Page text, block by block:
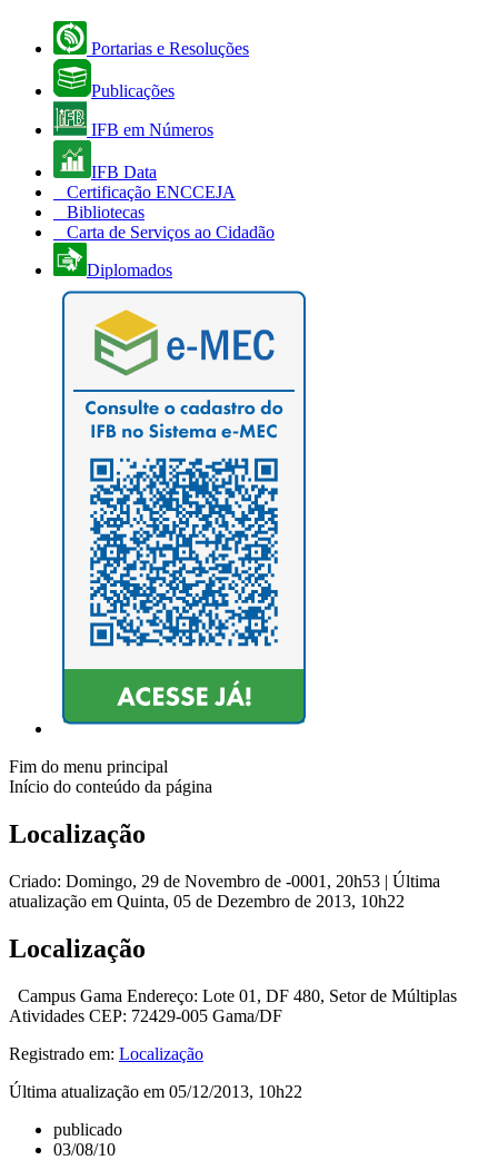
Portarias e Resoluções
Publicações
IFB em Números
IFB Data
Certificação ENCCEJA
Bibliotecas
Carta de Serviços ao Cidadão
Diplomados
Fim do menu principal
Início do conteúdo da página
Localização
Criado: Domingo, 29 de Novembro de -0001, 20h53 | Última
atualização em Quinta, 05 de Dezembro de 2013, 10h22
Localização
Campus Gama Endereço: Lote 01, DF 480, Setor de Múltiplas
Atividades CEP: 72429-005 Gama/DF
Registrado em: Localização
Última atualização em 05/12/2013, 10h22
publicado
03/08/10